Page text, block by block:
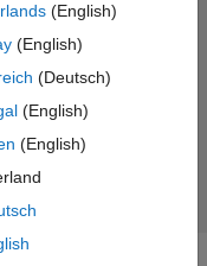
(English)
(English)
(Deutsch)
(English)
(English)
ー ポリシー
テータス